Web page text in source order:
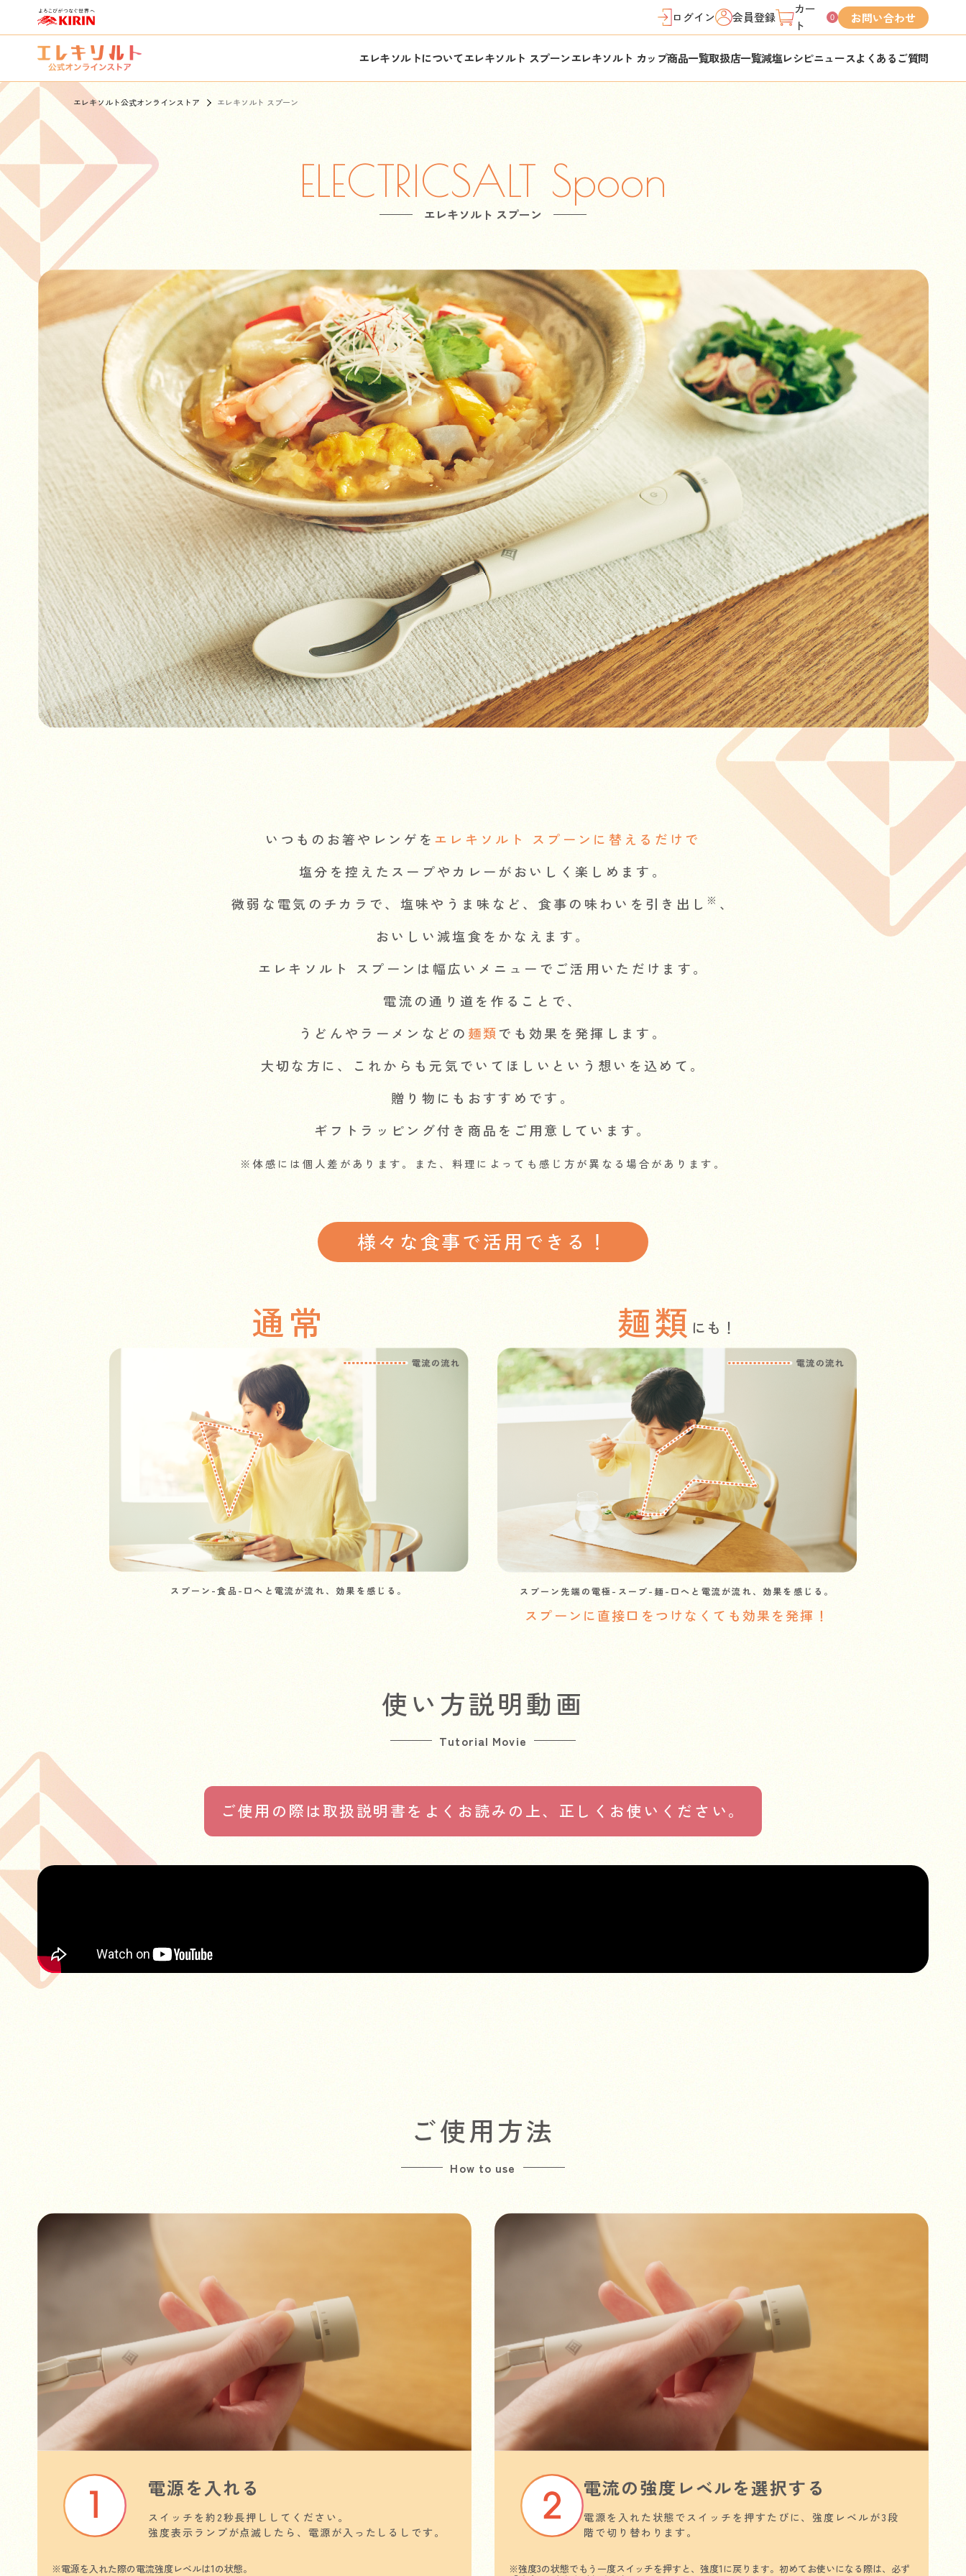
お問い合わせ
ログイン 会員登録
カー
ト
0
エレキソルトについてエレキソルト スプーンエレキソルト カップ商品一覧取扱店一覧減塩レシピニュースよくあるご質問
エレキソルト公式オンラインストア エレキソルト スプーン
ELECTRICSALT Spoon
エレキソルト スプーン
いつものお箸やレンゲを エレキソルト スプーンに替えるだけで
塩分を控えたスープやカレーがおいしく楽しめます。
微弱な電気のチカラで、塩味やうま味など、 食事の味わいを引き出し ※ 、
おいしい減塩食をかなえます。
エレキソルト スプーンは 幅広いメニューでご活用いただけます。
電流の通り道を作ることで、
うどんやラーメンなどの 麺類でも効果を発揮します。
大切な方に、
これからも元気でいてほしいという想いを込めて。
贈り物にもおすすめです。
ギフトラッピング付き商品をご用意しています。
※体感には個人差があります。また、料理によっても感じ方が異なる場合があります。
様々な食事で活用できる！
通常
スプーン-食品-口へと電流が流れ、効果を感じる。
麺類 にも！
スプーン先端の電極-スープ-麺-口へと電流が流れ、効果を感じる。
スプーンに直接口をつけなくても効果を発揮！
使い方説明動画
Tutorial Movie
ご使用の際は取扱説明書をよくお読みの上、 正しくお使いください。
ご使用方法
How to use
電源を入れる
スイッチを約2秒長押ししてください。
強度表示ランプが点滅したら、電源が入ったしるしです。
※電源を入れた際の電流強度レベルは1の状態。
電流の強度レベルを選択する
電源を入れた状態でスイッチを押すたびに、強度レベルが3段
階で切り替わります。
※強度3の状態でもう一度スイッチを押すと、強度1に戻ります。初めてお使いになる際は、必ず